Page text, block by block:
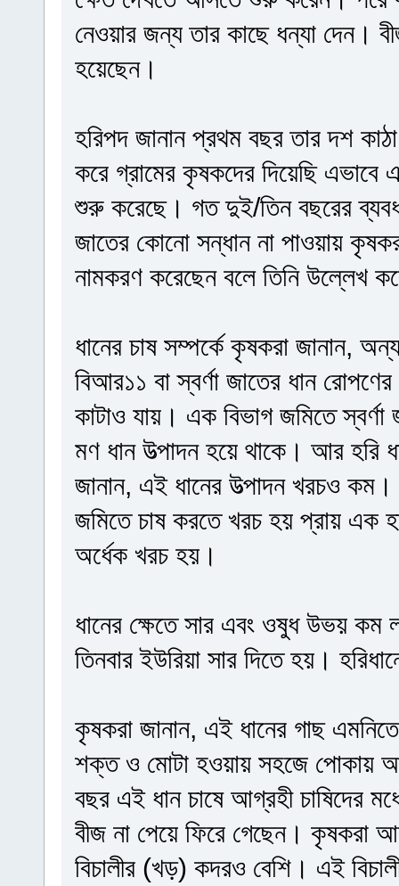
নেওয়ার জন্য তার কাছে ধন্যা দেন।
হয়েছেন।
হরিপদ জানান প্রথম বছর তার দশ
করে গ্রামের কৃষকদের দিয়েছি এভাবে
শুরু করেছে। গত দুই/তিন বছরের
জাতের কোনো সন্ধান না পাওয়ায়
নামকরণ করেছেন বলে তিনি উল্লেখ
ধানের চাষ সম্পর্কে কৃষকরা জানান,
বিআর১১ বা স্বর্ণা জাতের ধান
কাটাও যায়। এক বিভাগ জমিতে
মণ ধান উত্পাদন হয়ে থাকে। আর হরি
জানান, এই ধানের উত্পাদন খরচও
জমিতে চাষ করতে খরচ হয় প্রায় এক
অর্ধেক খরচ হয়।
ধানের ক্ষেতে সার এবং ওষুধ উভয় কম
তিনবার ইউরিয়া সার দিতে হয়।
কৃষকরা জানান, এই ধানের গাছ
শক্ত ও মোটা হওয়ায় সহজে পোকায়
বছর এই ধান চাষে আগ্রহী চাষিদের
বীজ না পেয়ে ফিরে গেছেন। কৃষকরা
বিচালীর (খড়) কদরও বেশি। এই